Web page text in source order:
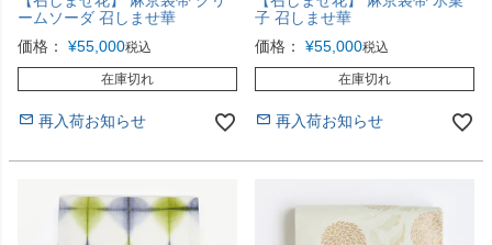
ームソーダ 召しませ華
価格：
¥55,000税込
在庫切れ
再入荷お知らせ
子 召しませ華
価格：
¥55,000税込
在庫切れ
再入荷お知らせ